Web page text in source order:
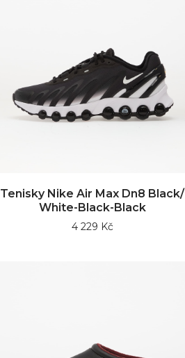
Tenisky Nike Air Max Dn8 Black/
White-Black-Black
4 229 Kč